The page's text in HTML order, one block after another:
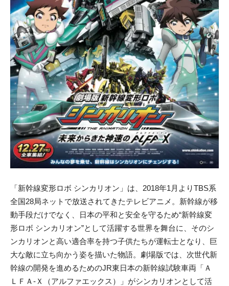
「新幹線変形ロボ シンカリオン」は、2018年1月よりTBS系
全国28局ネットで放送されてきたテレビアニメ。新幹線が移
動手段だけでなく、日本の平和と安全を守るため“新幹線変
形ロボ シンカリオン”として活躍する世界を舞台に、そのシ
ンカリオンと高い適合率を持つ子供たちが運転士となり、巨
大な敵に立ち向かう姿を描いた物語。劇場版では、次世代新
幹線の開発を進めるためのJR東日本の新幹線試験車両「Ａ
ＬＦＡ-Ｘ（アルファエックス）」がシンカリオンとして活